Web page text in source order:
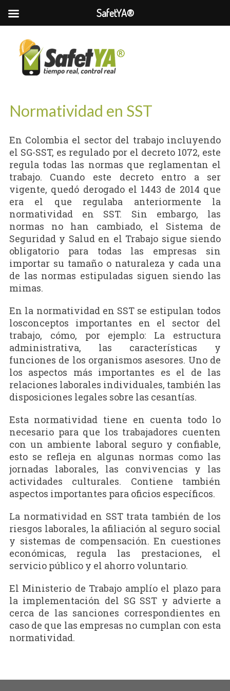
Normatividad en SST
En Colombia el sector del trabajo incluyendo
el SG-SST, es regulado por el decreto 1072, este
regula todas las normas que reglamentan el
trabajo. Cuando este decreto entro a ser
vigente, quedó derogado el 1443 de 2014 que
era el que regulaba anteriormente la
normatividad en SST. Sin embargo, las
normas no han cambiado, el Sistema de
Seguridad y Salud en el Trabajo sigue siendo
obligatorio para todas las empresas sin
importar su tamaño o naturaleza y cada una
de las normas estipuladas siguen siendo las
mimas.
En la normatividad en SST se estipulan todos
losconceptos importantes en el sector del
trabajo, cómo, por ejemplo: La estructura
administrativa, las características y
funciones de los organismos asesores. Uno de
los aspectos más importantes es el de las
relaciones laborales individuales, también las
disposiciones legales sobre las cesantías.
Esta normatividad tiene en cuenta todo lo
necesario para que los trabajadores cuenten
con un ambiente laboral seguro y confiable,
esto se refleja en algunas normas como las
jornadas laborales, las convivencias y las
actividades culturales. Contiene también
aspectos importantes para oficios específicos.
La normatividad en SST trata también de los
riesgos laborales, la afiliación al seguro social
y sistemas de compensación. En cuestiones
económicas, regula las prestaciones, el
servicio público y el ahorro voluntario.
El Ministerio de Trabajo amplío el plazo para
la implementación del SG SST y advierte a
cerca de las sanciones correspondientes en
caso de que las empresas no cumplan con esta
normatividad.
SafetYA®